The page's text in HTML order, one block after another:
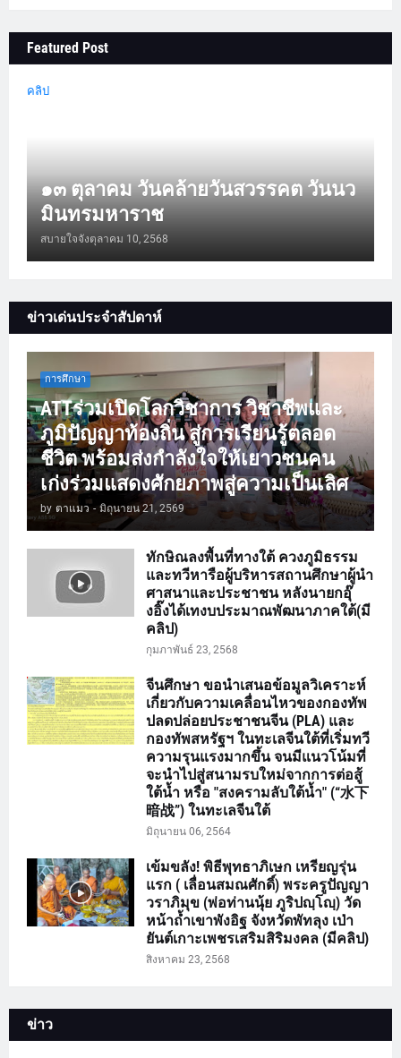
Featured Post
คลิป
๑๓ ตุลาคม วันคล้ายวันสวรรคต วันนว
มินทรมหาราช
สบายใจจังตุลาคม 10, 2568
ข่าวเด่นประจำสัปดาห์
การศึกษา
ATTร่วมเปิดโลกวิชาการ วิชาชีพและ
ภูมิปัญญาท้องถิ่น สู่การเรียนรู้ตลอด
ชีวิต พร้อมส่งกำลังใจให้เยาวชนคน
เก่งร่วมแสดงศักยภาพสู่ความเป็นเลิศ
by ตาแมว - มิถุนายน 21, 2569
ทักษิณลงพื้นที่ทางใต้ ควงภูมิธรรม
และทวีหารือผู้บริหารสถานศึกษาผู้นำ
ศาสนาและประชาชน หลังนายกอุ๊
งอิ๊งได้เทงบประมาณพัฒนาภาคใต้(มี
คลิป)
กุมภาพันธ์ 23, 2568
จีนศึกษา ขอนำเสนอข้อมูลวิเคราะห์
เกี่ยวกับความเคลื่อนไหวของกองทัพ
ปลดปล่อยประชาชนจีน (PLA) และ
กองทัพสหรัฐฯ ในทะเลจีนใต้ที่เริ่มทวี
ความรุนแรงมากขึ้น จนมีแนวโน้มที่
จะนำไปสู่สนามรบใหม่จากการต่อสู้
ใต้น้ำ หรือ "สงครามลับใต้น้ำ" (“水下
暗战”) ในทะเลจีนใต้
มิถุนายน 06, 2564
เข้มขลัง! พิธีพุทธาภิเษก เหรียญรุ่น
แรก ( เลื่อนสมณศักดิ์) พระครูปัญญา
วราภิมุข (พ่อท่านนุ้ย ภูริปญฺโญฺ) วัด
หน้าถ้ำเขาพังอิฐ จังหวัดพัทลุง เป่า
ยันต์เกาะเพชรเสริมสิริมงคล (มีคลิป)
สิงหาคม 23, 2568
ข่าว